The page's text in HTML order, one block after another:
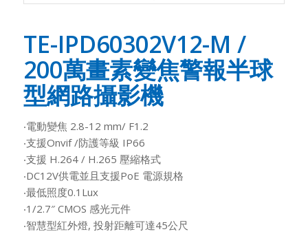
TE-IPD60302V12-M /
200萬畫素變焦警報半球
型網路攝影機
‧電動變焦 2.8-12 mm/ F1.2
‧支援Onvif /防護等級 IP66
‧支援 H.264 / H.265 壓縮格式
‧DC12V供電並且支援PoE 電源規格
‧最低照度0.1Lux
‧1/2.7″ CMOS 感光元件
‧智慧型紅外燈, 投射距離可達45公尺